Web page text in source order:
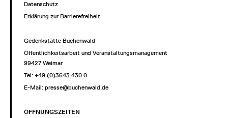
Datenschutz
Erklärung zur Barrierefreiheit
Gedenkstätte Buchenwald
Öffentlichkeitsarbeit und Veranstaltungsmanagement
99427 Weimar
Tel: +49 (0)3643 430 0
E-Mail: presse@buchenwald.de
ÖFFNUNGSZEITEN